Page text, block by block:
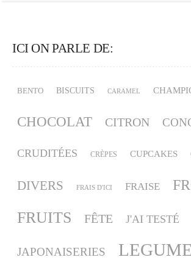
ICI ON PARLE DE:
BENTO BISCUITS CARAMEL
CHOCOLAT CITRON
CRUDITÉES CRÈPES CUPCAKES
DIVERS FRAIS D'ICI FRAISE
FRUITS FÊTE J'AI TESTÉ
JAPONAISERIES